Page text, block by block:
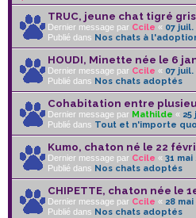
TRUC, jeune chat tigré
Dernier message par Ccile « 07 juil.
Publié dans Nos chats à
HOUDI, Minette née le 6
Dernier message par Ccile « 07 juil.
Publié dans Nos chats adoptés
Cohabitation entre
Dernier message par Mathilde « 25
Publié dans Tout et n'importe
Kumo, chaton né le 22
Dernier message par Ccile « 31 mai
Publié dans Nos chats adoptés
CHIPETTE, chaton née le
Dernier message par Ccile « 28 mai
Publié dans Nos chats adoptés